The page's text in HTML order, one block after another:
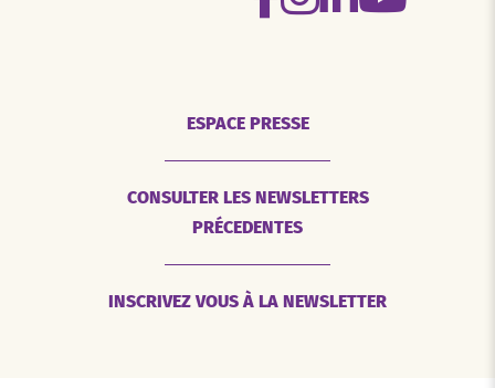
ESPACE PRESSE
CONSULTER LES NEWSLETTERS
PRÉCEDENTES
INSCRIVEZ VOUS À LA NEWSLETTER